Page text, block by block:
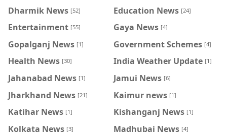
Dharmik News [52] Education News [24]
Entertainment [55] Gaya News [4]
Gopalganj News [1] Government Schemes [4]
Health News [30] India Weather Update [1]
Jahanabad News [1] Jamui News [6]
Jharkhand News [21] Kaimur news [1]
Katihar News [1] Kishanganj News [1]
Kolkata News [3] Madhubai News [4]